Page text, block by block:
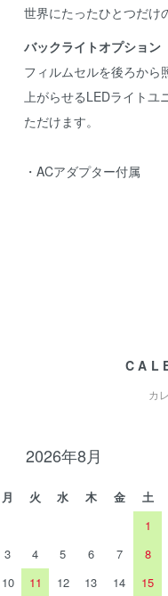
世界にたったひとつだけ
バックライトオプション
フィルムセルを後ろから
上がらせるLEDライトユ
ただけます。
・ACアダプター付属
カ
2026年8月
月 火 水 木 金
土
1
3 4 5 6 7
8
10 11 12 13 14
15